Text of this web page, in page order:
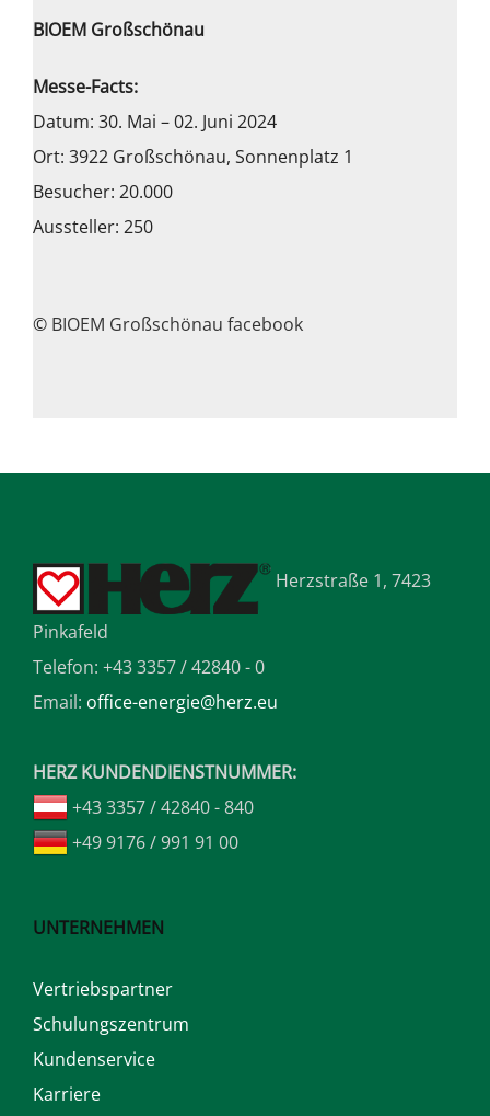
BIOEM Großschönau
Messe-Facts:
Datum: 30. Mai – 02. Juni 2024
Ort: 3922 Großschönau, Sonnenplatz 1
Besucher: 20.000
Aussteller: 250
© BIOEM Großschönau facebook
Herzstraße 1, 7423
Pinkafeld
Telefon: +43 3357 / 42840 - 0
Email: office-energie@herz.eu
HERZ KUNDENDIENSTNUMMER:
+43 3357 / 42840 - 840
+49 9176 / 991 91 00
UNTERNEHMEN
Vertriebspartner
Schulungszentrum
Kundenservice
Karriere